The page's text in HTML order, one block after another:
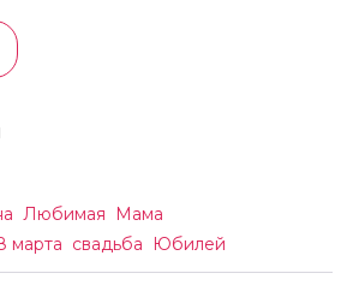
Любимая
Мама
марта свадьба Юбилей